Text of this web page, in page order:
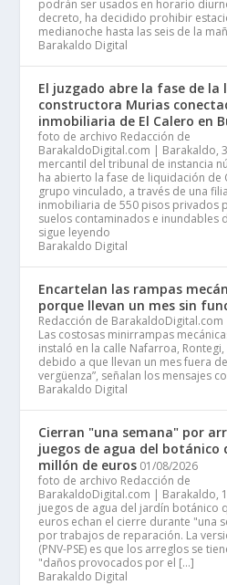
podrán ser usados en horario
decreto, ha decidido prohibir
medianoche hasta las seis de la
Barakaldo Digital
El juzgado abre la fase de la
constructora Murias
inmobiliaria de El Calero en
foto de archivo Redacción de
BarakaldoDigital.com | Barakaldo,
mercantil del tribunal de instancia
ha abierto la fase de liquidación de
grupo vinculado, a través de una
inmobiliaria de 550 pisos privados
suelos contaminados e inundables
sigue leyendo
Barakaldo Digital
Encartelan las rampas
porque llevan un mes sin
Redacción de
Las costosas minirrampas
instaló en la calle Nafarroa,
debido a que llevan un mes fuera
vergüenza”, señalan los mensajes
Barakaldo Digital
Cierran "una semana" por
juegos de agua del botánico
millón de euros 01/08/2026
foto de archivo Redacción de
BarakaldoDigital.com | Barakaldo,
juegos de agua del jardín botánico
euros echan el cierre durante "una
por trabajos de reparación. La
(PNV-PSE) es que los arreglos se
"daños provocados por el […]
Barakaldo Digital